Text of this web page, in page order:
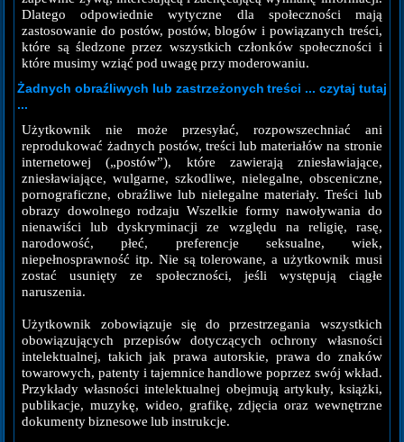
Dlatego odpowiednie wytyczne dla społeczności mają
zastosowanie do postów, postów, blogów i powiązanych treści,
które są śledzone przez wszystkich członków społeczności i
które musimy wziąć pod uwagę przy moderowaniu.
Żadnych obraźliwych lub zastrzeżonych treści ... czytaj tutaj
...
Użytkownik nie może przesyłać, rozpowszechniać ani
reprodukować żadnych postów, treści lub materiałów na stronie
internetowej („postów”), które zawierają zniesławiające,
zniesławiające, wulgarne, szkodliwe, nielegalne, obsceniczne,
pornograficzne, obraźliwe lub nielegalne materiały. Treści lub
obrazy dowolnego rodzaju Wszelkie formy nawoływania do
nienawiści lub dyskryminacji ze względu na religię, rasę,
narodowość, płeć, preferencje seksualne, wiek,
niepełnosprawność itp. Nie są tolerowane, a użytkownik musi
zostać usunięty ze społeczności, jeśli występują ciągłe
naruszenia.
Użytkownik zobowiązuje się do przestrzegania wszystkich
obowiązujących przepisów dotyczących ochrony własności
intelektualnej, takich jak prawa autorskie, prawa do znaków
towarowych, patenty i tajemnice handlowe poprzez swój wkład.
Przykłady własności intelektualnej obejmują artykuły, książki,
publikacje, muzykę, wideo, grafikę, zdjęcia oraz wewnętrzne
dokumenty biznesowe lub instrukcje.